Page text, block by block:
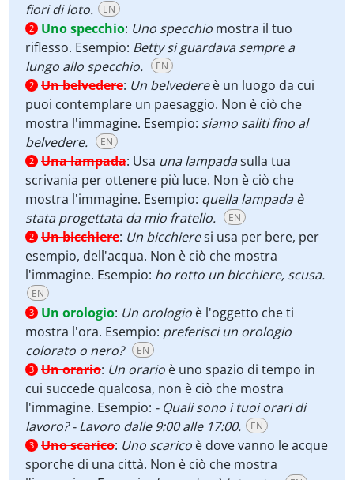
fiori di loto.
EN
2 Uno specchio: Uno specchio mostra il tuo
riflesso. Esempio: Betty si guardava sempre a
lungo allo specchio.
EN
2 Un belvedere: Un belvedereè un luogo da cui
puoi contemplare un paesaggio. Non è ciò che
mostra l'immagine. Esempio: siamo saliti fino al
belvedere.
EN
2 Una lampada: Usa una lampadasulla tua
scrivania per ottenere più luce. Non è ciò che
mostra l'immagine. Esempio: quella lampada è
stata progettata da mio fratello.
EN
2 Un bicchiere: Un bicchieresi usa per bere, per
esempio, dell'acqua. Non è ciò che mostra
l'immagine. Esempio: ho rotto un bicchiere, scusa.
EN
3 Un orologio: Un orologio è l'oggetto che ti
mostra l'ora. Esempio: preferisci un orologio
colorato o nero?
EN
3 Un orario: Un orario è uno spazio di tempo in
cui succede qualcosa, non è ciò che mostra
l'immagine. Esempio: - Quali sono i tuoi orari di
lavoro? - Lavoro dalle 9:00 alle 17:00.
EN
3 Uno scarico: Uno scarico è dove vanno le acque
sporche di una città. Non è ciò che mostra